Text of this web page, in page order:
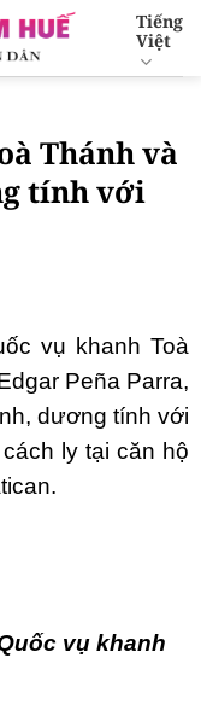
Tiếng
Việt
Thánh và
tính với
vụ khanh Toà
Peña Parra,
dương tính với
ly tại căn hộ
vụ khanh